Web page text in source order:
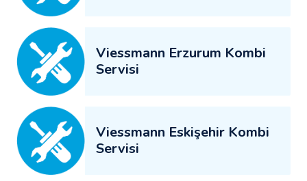
Viessmann Erzurum Kombi
Servisi
Viessmann Eskişehir Kombi
Servisi